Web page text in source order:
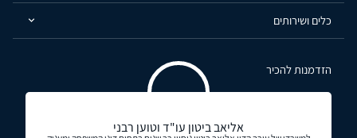
כלים ושירותים
הזדמנות להכיר
אליאב ביטון עו"ד וטוען רבני